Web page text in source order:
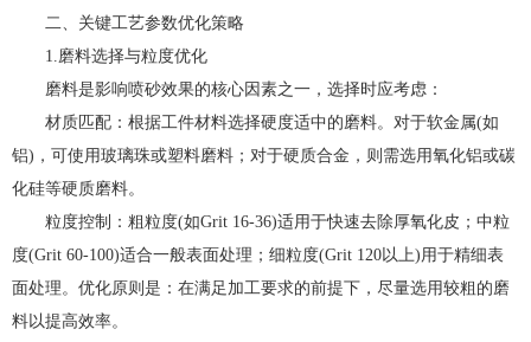
二、关键工艺参数优化策略
1.磨料选择与粒度优化
磨料是影响喷砂效果的核心因素之一，选择时应考虑：
材质匹配：根据工件材料选择硬度适中的磨料。对于软金属(如
铝)，可使用玻璃珠或塑料磨料；对于硬质合金，则需选用氧化铝或碳
化硅等硬质磨料。
粒度控制：粗粒度(如Grit 16-36)适用于快速去除厚氧化皮；中粒
度(Grit 60-100)适合一般表面处理；细粒度(Grit 120以上)用于精细表
面处理。优化原则是：在满足加工要求的前提下，尽量选用较粗的磨
料以提高效率。